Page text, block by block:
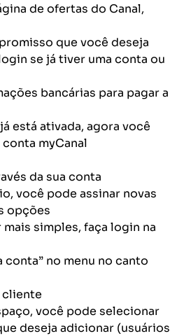
de ofertas do Canal,
que você deseja
se já tiver uma conta ou
bancárias para pagar a
está ativada, agora você
myCanal
da sua conta
você pode assinar novas
opções
simples, faça login na
conta” no menu no canto
cliente
você pode selecionar
deseja adicionar (usuários